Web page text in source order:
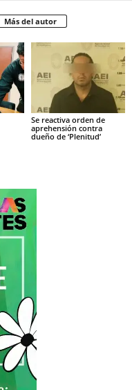
Más del autor
Se reactiva orden de
aprehensión contra
dueño de ‘Plenitud’